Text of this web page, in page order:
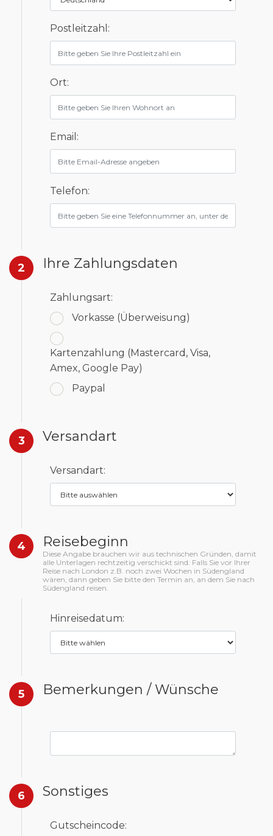
Postleitzahl:
Ort:
Email:
Telefon:
2 Ihre Zahlungsdaten
Zahlungsart:
Vorkasse (Überweisung)
Kartenzahlung (Mastercard, Visa,
Amex, Google Pay)
Paypal
3 Versandart
Versandart:
4 Reisebeginn
Diese Angabe brauchen wir aus technischen Gründen, damit
alle Unterlagen rechtzeitig verschickt sind. Falls Sie vor Ihrer
Reise nach London z.B. noch zwei Wochen in Südengland
wären, dann geben Sie bitte den Termin an, an dem Sie nach
Südengland reisen.
Hinreisedatum:
5 Bemerkungen / Wünsche
6 Sonstiges
Gutscheincode: